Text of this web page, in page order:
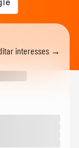
ao elaborar
de aula
interesses →